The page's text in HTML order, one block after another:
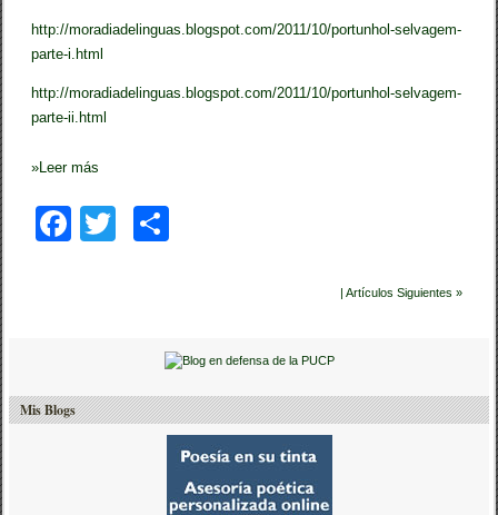
http://moradiadelinguas.blogspot.com/2011/10/portunhol-selvagem-
parte-i.html
http://moradiadelinguas.blogspot.com/2011/10/portunhol-selvagem-
parte-ii.html
»Leer más
F
o
o
ar
tir
| Artículos Siguientes »
Mis Blogs